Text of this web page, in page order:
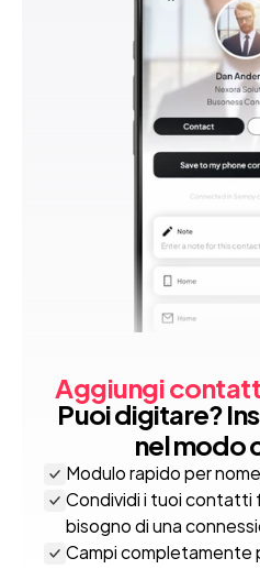
Aggiungi
Puoi digitare?
nel modo
Modulo rapido per
Condividi i tuoi contatti
bisogno di una
Campi completamente